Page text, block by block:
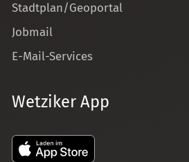
Stadtplan/Geoportal
Jobmail
E-Mail-Services
Wetziker App